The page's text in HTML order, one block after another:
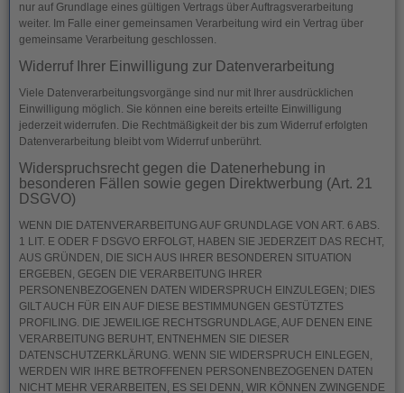
nur auf Grundlage eines gültigen Vertrags über Auftragsverarbeitung
weiter. Im Falle einer gemeinsamen Verarbeitung wird ein Vertrag über
gemeinsame Verarbeitung geschlossen.
Widerruf Ihrer Einwilligung zur Datenverarbeitung
Viele Datenverarbeitungsvorgänge sind nur mit Ihrer ausdrücklichen
Einwilligung möglich. Sie können eine bereits erteilte Einwilligung
jederzeit widerrufen. Die Rechtmäßigkeit der bis zum Widerruf erfolgten
Datenverarbeitung bleibt vom Widerruf unberührt.
Widerspruchsrecht gegen die Datenerhebung in
besonderen Fällen sowie gegen Direktwerbung (Art. 21
DSGVO)
WENN DIE DATENVERARBEITUNG AUF GRUNDLAGE VON ART. 6 ABS.
1 LIT. E ODER F DSGVO ERFOLGT, HABEN SIE JEDERZEIT DAS RECHT,
AUS GRÜNDEN, DIE SICH AUS IHRER BESONDEREN SITUATION
ERGEBEN, GEGEN DIE VERARBEITUNG IHRER
PERSONENBEZOGENEN DATEN WIDERSPRUCH EINZULEGEN; DIES
GILT AUCH FÜR EIN AUF DIESE BESTIMMUNGEN GESTÜTZTES
PROFILING. DIE JEWEILIGE RECHTSGRUNDLAGE, AUF DENEN EINE
VERARBEITUNG BERUHT, ENTNEHMEN SIE DIESER
DATENSCHUTZERKLÄRUNG. WENN SIE WIDERSPRUCH EINLEGEN,
WERDEN WIR IHRE BETROFFENEN PERSONENBEZOGENEN DATEN
NICHT MEHR VERARBEITEN, ES SEI DENN, WIR KÖNNEN ZWINGENDE